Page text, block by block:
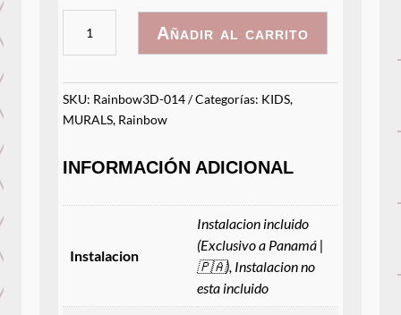
cantidad
Añadir al carrito
SKU: Rainbow3D-014 Categorías: KIDS,
MURALS, Rainbow
INFORMACIÓN ADICIONAL
Instalacion
Instalacion incluido
(Exclusivo a Panamá |
🇵🇦), Instalacion no
esta incluido